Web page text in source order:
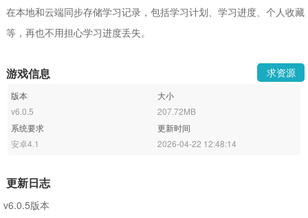
在本地和云端同步存储学习记录，包括学习计划、学习进度、个人收藏
等，再也不用担心学习进度丢失。
游戏信息 求资源
版本
v6.0.5
大小
207.72MB
系统要求
安卓4.1
更新时间
2026-04-22 12:48:14
更新日志
v6.0.5版本